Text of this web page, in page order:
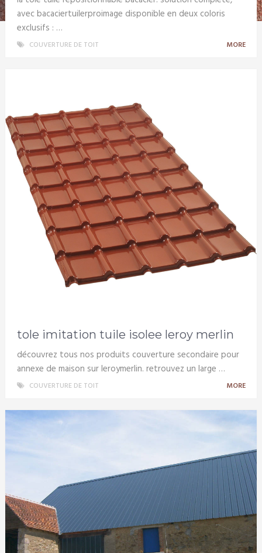
avec bacaciertuilerproimage disponible en deux coloris
exclusifs : …
COUVERTURE DE TOIT MORE
tole imitation tuile isolee leroy merlin
découvrez tous nos produits couverture secondaire pour
annexe de maison sur leroymerlin. retrouvez un large …
COUVERTURE DE TOIT MORE